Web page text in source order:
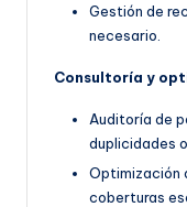
Gestión de
necesario.
Consultoría y
Auditoría de
duplicidades
Optimización
coberturas